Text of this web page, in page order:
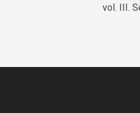
vol. III.